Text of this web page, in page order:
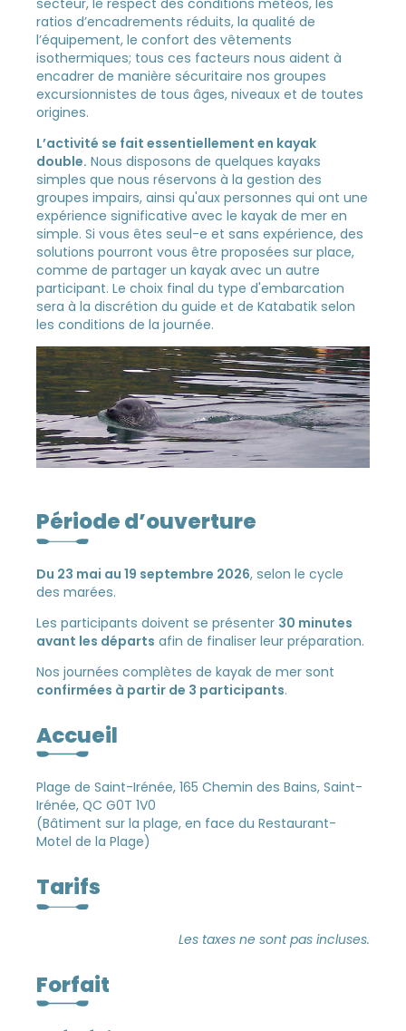
ratios d’encadrements réduits, la qualité de
l’équipement, le confort des vêtements
isothermiques; tous ces facteurs nous aident à
encadrer de manière sécuritaire nos groupes
excursionnistes de tous âges, niveaux et de toutes
origines.
L’activité se fait essentiellement en kayak
double. Nous disposons de quelques kayaks
simples que nous réservons à la gestion des
groupes impairs, ainsi qu'aux personnes qui ont une
expérience significative avec le kayak de mer en
simple. Si vous êtes seul-e et sans expérience, des
solutions pourront vous être proposées sur place,
comme de partager un kayak avec un autre
participant. Le choix final du type d'embarcation
sera à la discrétion du guide et de Katabatik selon
les conditions de la journée.
Période d’ouverture
Du 23 mai au 19 septembre 2026, selon le cycle
des marées.
Les participants doivent se présenter 30 minutes
avant les départs afin de finaliser leur préparation.
Nos journées complètes de kayak de mer sont
confirmées à partir de 3 participants.
Accueil
Plage de Saint-Irénée, 165 Chemin des Bains, Saint-
Irénée, QC G0T 1V0
(Bâtiment sur la plage, en face du Restaurant-
Motel de la Plage)
Tarifs
Les taxes ne sont pas incluses.
Forfait